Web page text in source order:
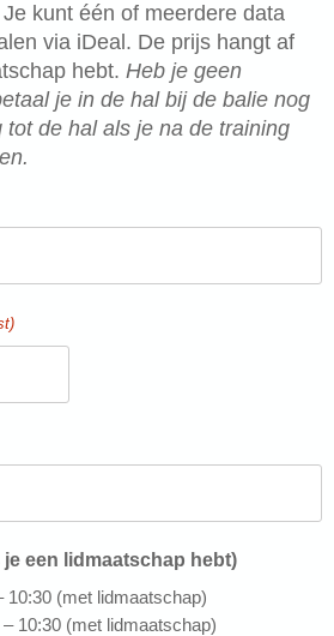
kunt één of meerdere data
via iDeal. De prijs hangt af
hebt. Heb je geen
je in de hal bij de balie nog
de hal als je na de training
een lidmaatschap hebt)
10:30 (met lidmaatschap)
10:30 (met lidmaatschap)